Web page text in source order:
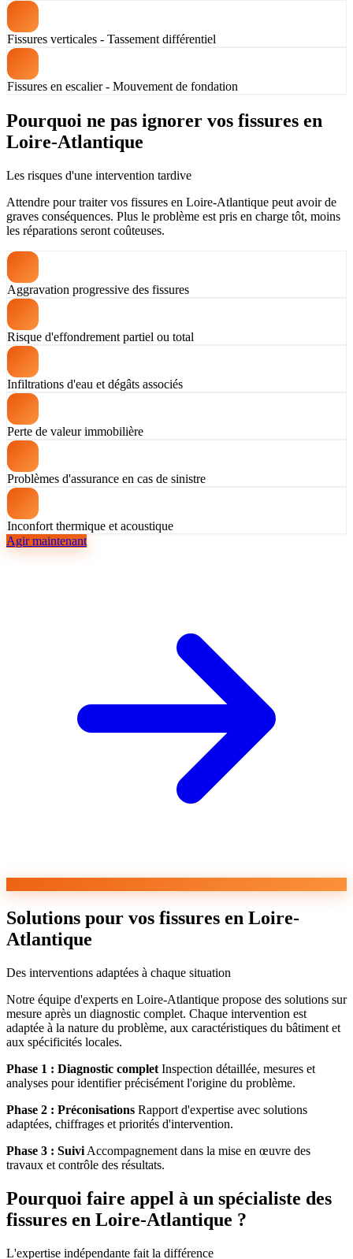
Fissures verticales - Tassement différentiel
Fissures en escalier - Mouvement de fondation
Pourquoi ne pas ignorer vos fissures en
Loire-Atlantique
Les risques d'une intervention tardive
Attendre pour traiter vos fissures en Loire-Atlantique peut avoir de
graves conséquences. Plus le problème est pris en charge tôt, moins
les réparations seront coûteuses.
Aggravation progressive des fissures
Risque d'effondrement partiel ou total
Infiltrations d'eau et dégâts associés
Perte de valeur immobilière
Problèmes d'assurance en cas de sinistre
Inconfort thermique et acoustique
Agir maintenant
Solutions pour vos fissures en Loire-
Atlantique
Des interventions adaptées à chaque situation
Notre équipe d'experts en Loire-Atlantique propose des solutions sur
mesure après un diagnostic complet. Chaque intervention est
adaptée à la nature du problème, aux caractéristiques du bâtiment et
aux spécificités locales.
Phase 1 : Diagnostic complet Inspection détaillée, mesures et
analyses pour identifier précisément l'origine du problème.
Phase 2 : Préconisations Rapport d'expertise avec solutions
adaptées, chiffrages et priorités d'intervention.
Phase 3 : Suivi Accompagnement dans la mise en œuvre des
travaux et contrôle des résultats.
Pourquoi faire appel à un spécialiste des
fissures en Loire-Atlantique ?
L'expertise indépendante fait la différence